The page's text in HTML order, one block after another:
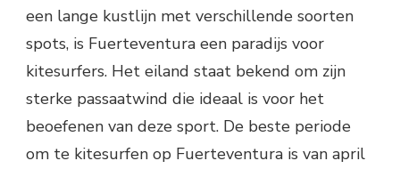
een lange kustlijn met verschillende soorten
spots, is Fuerteventura een paradijs voor
kitesurfers. Het eiland staat bekend om zijn
sterke passaatwind die ideaal is voor het
beoefenen van deze sport. De beste periode
om te kitesurfen op Fuerteventura is van april